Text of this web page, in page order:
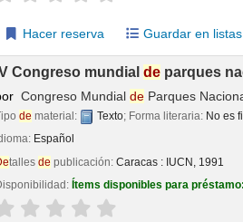
Hacer reserva Guardar en listas
Congreso mundialde parques
Congreso Mundial deParques
de material: Texto; Forma literaria: No es
Español
tallesde publicación:Caracas : IUCN, 1991
Ítems disponibles para